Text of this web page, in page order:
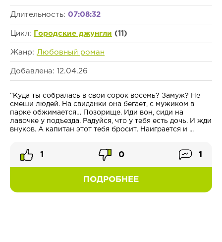
Длительность: 07:08:32
Цикл: Городские джунгли (11)
Жанр: Любовный роман
Добавлена: 12.04.26
“Куда ты собралась в свои сорок восемь? Замуж? Не
смеши людей. На свиданки она бегает, с мужиком в
парке обжимается… Позорище. Иди вон, сиди на
лавочке у подъезда. Радуйся, что у тебя есть дочь. И жди
внуков. А капитан этот тебя бросит. Наиграется и ...
ПОДРОБНЕЕ
1 0 1